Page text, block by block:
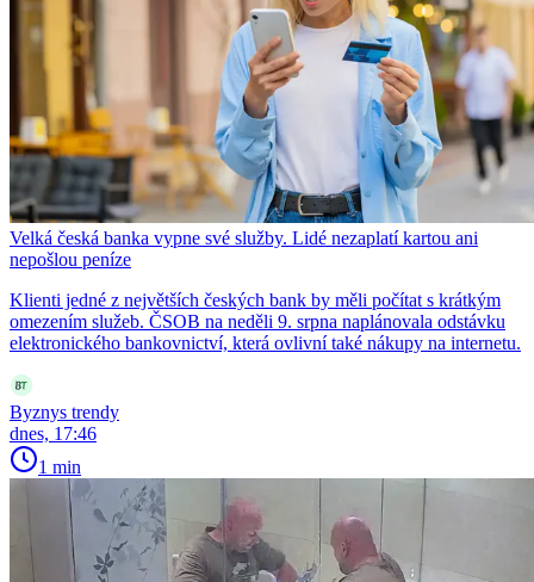
Velká česká banka vypne své služby. Lidé nezaplatí kartou ani
nepošlou peníze
Klienti jedné z největších českých bank by měli počítat s krátkým
omezením služeb. ČSOB na neděli 9. srpna naplánovala odstávku
elektronického bankovnictví, která ovlivní také nákupy na internetu.
Byznys trendy
dnes, 17:46
1 min